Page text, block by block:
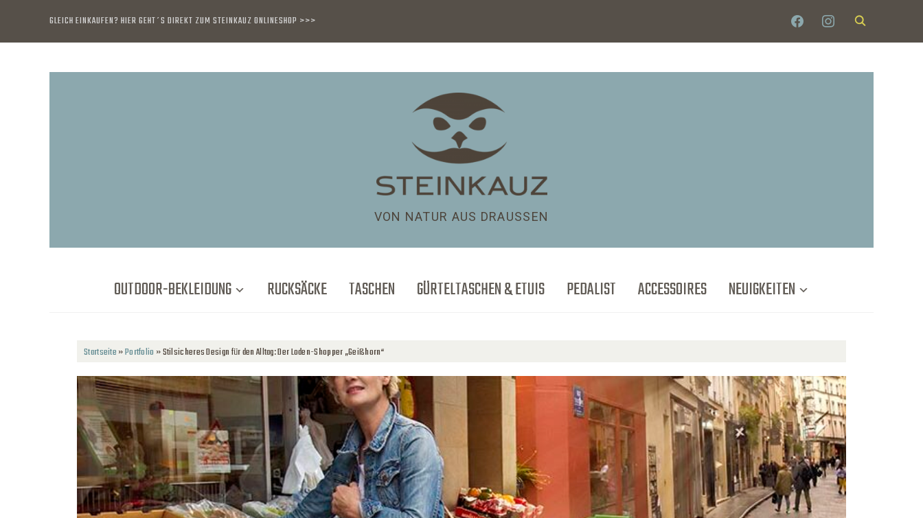
GLEICH EINKAUFEN? HIER GEHT´S DIREKT ZUM STEINKAUZ ONLINESHOP >>>
VON NATUR AUS DRAUSSEN
OUTDOOR-BEKLEIDUNG RUCKSÄCKE TASCHEN GÜRTELTASCHEN & ETUIS PEDALIST ACCESSOIRES NEUIGKEITEN
Startseite»Portfolio »Stilsicheres Design für den Alltag: Der Loden-Shopper „Geißhorn“